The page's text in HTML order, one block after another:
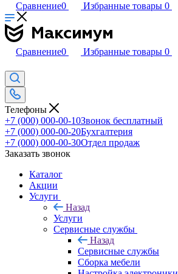
Сравнение0 Избранные товары 0
Сравнение0 Избранные товары 0
Телефоны
+7 (000) 000-00-10Звонок бесплатный
+7 (000) 000-00-20Бухгалтерия
+7 (000) 000-00-30Отдел продаж
Заказать звонок
Каталог
Акции
Услуги
Назад
Услуги
Сервисные службы
Назад
Сервисные службы
Сборка мебели